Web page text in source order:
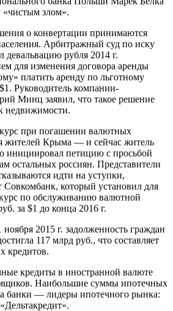
«чистым злом».
о конвертации принимаются
Арбитражный суд по иску
рубля 2014 г.
для изменения договора аренды
платить аренду по льготному
Руководитель компании-
Минц заявил, что такое решение
недвижимости.
при погашении валютных
жителей Крыма — и сейчас житель
инициировал петицию с просьбой
остальных россиян. Представители
идти на уступки,
Совкомбанк, который установил для
по обслуживанию валютной
за $1 до конца 2016 г.
2015 г. задолженность граждан
117 млрд руб., что составляет
кредитов.
кредиты в иностранной валюте
Наибольшие суммы ипотечных
банки — лидеры ипотечного рынка: